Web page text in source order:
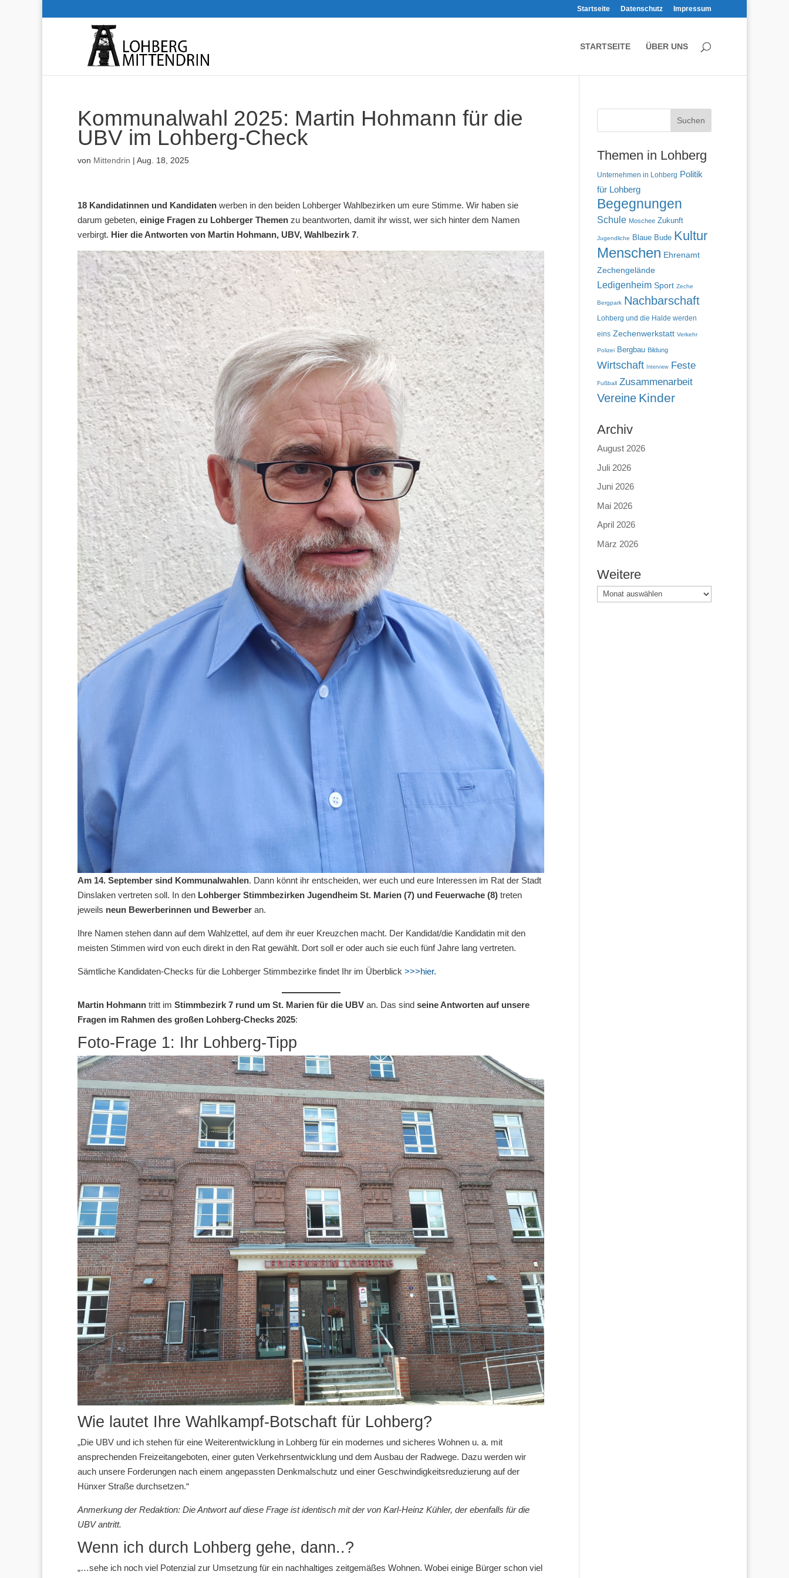
Startseite Datenschutz Impressum
STARTSEITE ÜBER UNS
Kommunalwahl 2025: Martin Hohmann für die
UBV im Lohberg-Check
von Mittendrin | Aug. 18, 2025
18 Kandidatinnen und Kandidaten werben in den beiden Lohberger Wahlbezirken um eure Stimme. Wir haben sie
darum gebeten, einige Fragen zu Lohberger Themen zu beantworten, damit ihr wisst, wer sich hinter dem Namen
verbirgt. Hier die Antworten von Martin Hohmann, UBV, Wahlbezirk 7.
Am 14. September sind Kommunalwahlen. Dann könnt ihr entscheiden, wer euch und eure Interessen im Rat der Stadt
Dinslaken vertreten soll. In den Lohberger Stimmbezirken Jugendheim St. Marien (7) und Feuerwache (8) treten
jeweils neun Bewerberinnen und Bewerber an.
Ihre Namen stehen dann auf dem Wahlzettel, auf dem ihr euer Kreuzchen macht. Der Kandidat/die Kandidatin mit den
meisten Stimmen wird von euch direkt in den Rat gewählt. Dort soll er oder auch sie euch fünf Jahre lang vertreten.
Sämtliche Kandidaten-Checks für die Lohberger Stimmbezirke findet Ihr im Überblick >>>hier.
Martin Hohmann tritt im Stimmbezirk 7 rund um St. Marien für die UBV an. Das sind seine Antworten auf unsere
Fragen im Rahmen des großen Lohberg-Checks 2025:
Foto-Frage 1: Ihr Lohberg-Tipp
Wie lautet Ihre Wahlkampf-Botschaft für Lohberg?
„Die UBV und ich stehen für eine Weiterentwicklung in Lohberg für ein modernes und sicheres Wohnen u. a. mit
ansprechenden Freizeitangeboten, einer guten Verkehrsentwicklung und dem Ausbau der Radwege. Dazu werden wir
auch unsere Forderungen nach einem angepassten Denkmalschutz und einer Geschwindigkeitsreduzierung auf der
Hünxer Straße durchsetzen.“
Anmerkung der Redaktion: Die Antwort auf diese Frage ist identisch mit der von Karl-Heinz Kühler, der ebenfalls für die
UBV antritt.
Wenn ich durch Lohberg gehe, dann..?
„…sehe ich noch viel Potenzial zur Umsetzung für ein nachhaltiges zeitgemäßes Wohnen. Wobei einige Bürger schon viel
Themen in Lohberg
Unternehmen in Lohberg Politik
für Lohberg
Begegnungen
Schule Moschee Zukunft
Jugendliche Blaue Bude Kultur
Menschen Ehrenamt
Zechengelände
Ledigenheim Sport Zeche
Bergpark Nachbarschaft
Lohberg und die Halde werden
eins Zechenwerkstatt Verkehr
Polizei Bergbau Bildung
Wirtschaft Interview Feste
Fußball Zusammenarbeit
Vereine Kinder
Archiv
August 2026
Juli 2026
Juni 2026
Mai 2026
April 2026
März 2026
Weitere
Weitere